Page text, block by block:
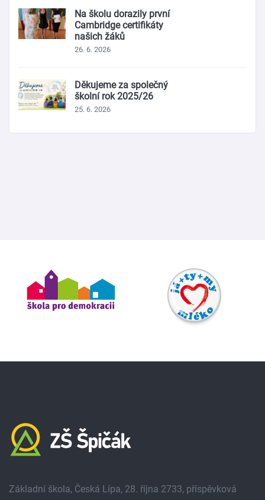
Na školu dorazily první
Cambridge certifikáty
našich žáků
26. 6. 2026
Děkujeme za společný
školní rok 2025/26
25. 6. 2026
Základní škola, Česká Lípa, 28. října 2733, příspěvková